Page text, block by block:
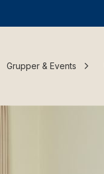
Grupper & Events